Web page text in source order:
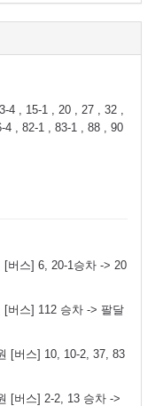
4 , 15-1 , 20 , 27 , 32 ,
4 , 82-1 , 83-1 , 88 , 90
버스] 6, 20-1승차 -> 20
[버스] 112 승차 -> 팔달
[버스] 10, 10-2, 37, 83
[버스] 2-2, 13 승차 ->